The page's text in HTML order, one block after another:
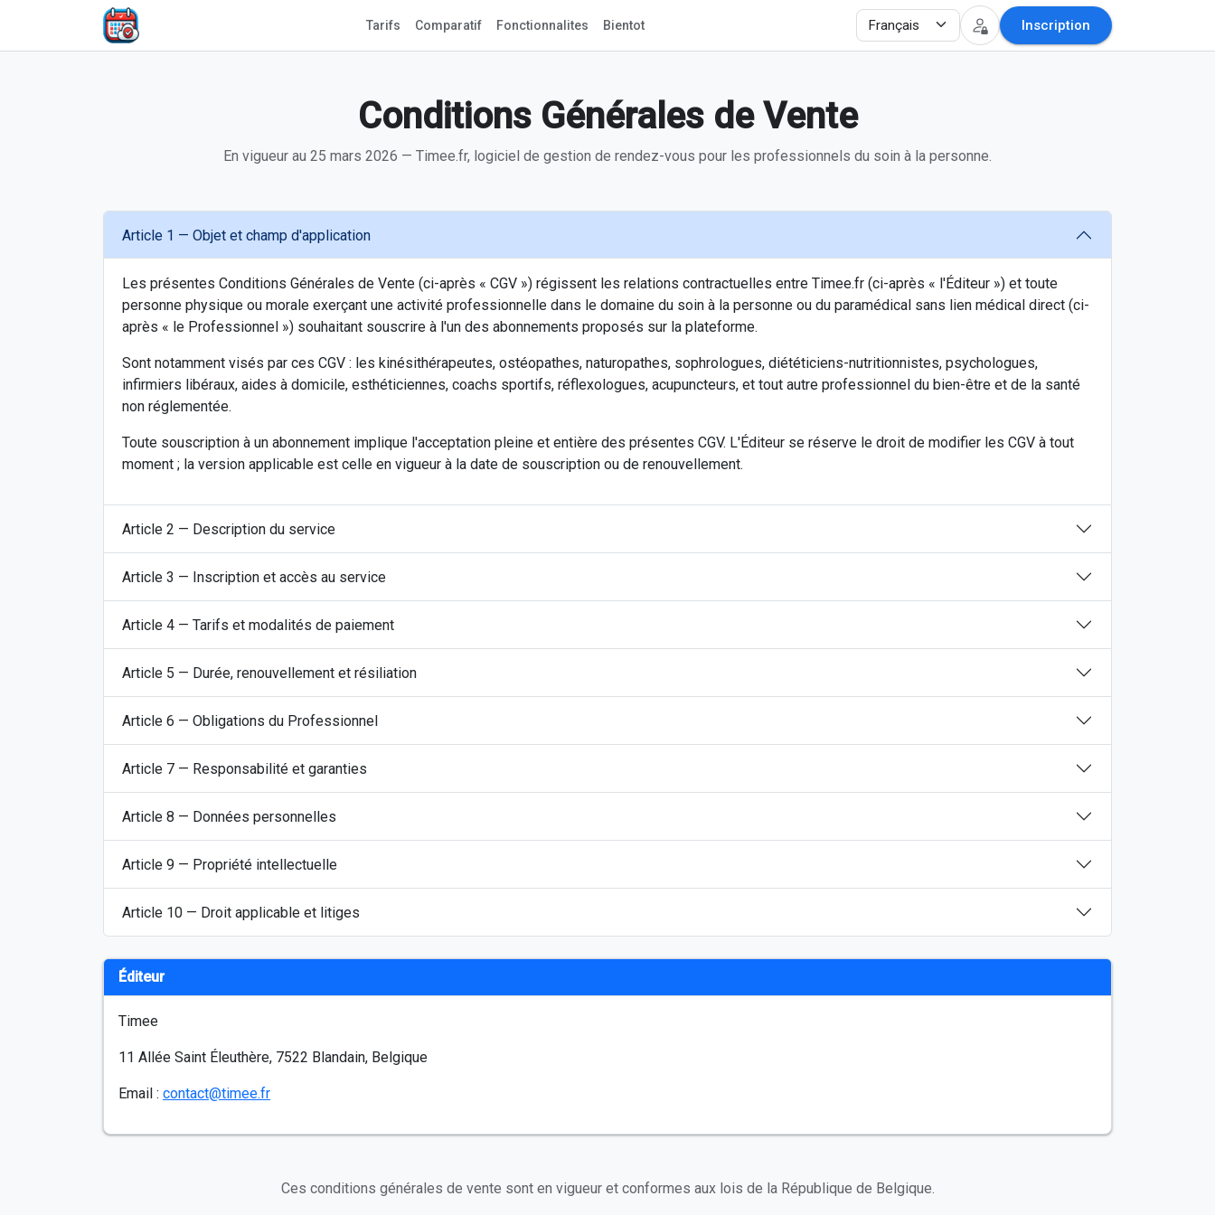
Tarifs Comparatif Fonctionnalites Bientot Inscription
Conditions Générales de Vente
En vigueur au 25 mars 2026 — Timee.fr, logiciel de gestion de rendez-vous pour les professionnels du soin à la personne.
Article 1 — Objet et champ d'application
Les présentes Conditions Générales de Vente (ci-après « CGV ») régissent les relations contractuelles entre Timee.fr (ci-après « l'Éditeur ») et toute
personne physique ou morale exerçant une activité professionnelle dans le domaine du soin à la personne ou du paramédical sans lien médical direct (ci-
après « le Professionnel ») souhaitant souscrire à l'un des abonnements proposés sur la plateforme.
Sont notamment visés par ces CGV : les kinésithérapeutes, ostéopathes, naturopathes, sophrologues, diététiciens-nutritionnistes, psychologues,
infirmiers libéraux, aides à domicile, esthéticiennes, coachs sportifs, réflexologues, acupuncteurs, et tout autre professionnel du bien-être et de la santé
non réglementée.
Toute souscription à un abonnement implique l'acceptation pleine et entière des présentes CGV. L'Éditeur se réserve le droit de modifier les CGV à tout
moment ; la version applicable est celle en vigueur à la date de souscription ou de renouvellement.
Article 2 — Description du service
Article 3 — Inscription et accès au service
Article 4 — Tarifs et modalités de paiement
Article 5 — Durée, renouvellement et résiliation
Article 6 — Obligations du Professionnel
Article 7 — Responsabilité et garanties
Article 8 — Données personnelles
Article 9 — Propriété intellectuelle
Article 10 — Droit applicable et litiges
Éditeur
Timee
11 Allée Saint Éleuthère, 7522 Blandain, Belgique
Email : contact@timee.fr
Ces conditions générales de vente sont en vigueur et conformes aux lois de la République de Belgique.